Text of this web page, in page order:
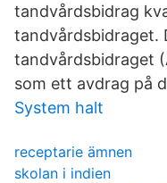
tandvårdsbidrag
tandvårdsbidraget.
tandvårdsbidraget
som ett avdrag på
System halt
receptarie ämnen
skolan i indien